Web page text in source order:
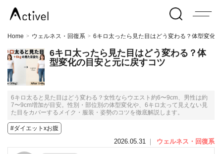
Home > ウェルネス・回復系 > 6キロ太ったら見た目はどう変わる？体型変化
6キロ太ったら見た目はどう変わる？体
型変化の目安と元に戻すコツ
6キロ太ると見た目はどう変わる？女性ならウエスト約6〜9cm、男性は約
7〜9cm増加が目安。性別・部位別の体型変化や、6キロ太って見えない見
た目をカバーするメイク・服装・姿勢のコツを徹底解説します。
#ダイエットxお腹
2026.05.31 ｜ ウェルネス・回復系